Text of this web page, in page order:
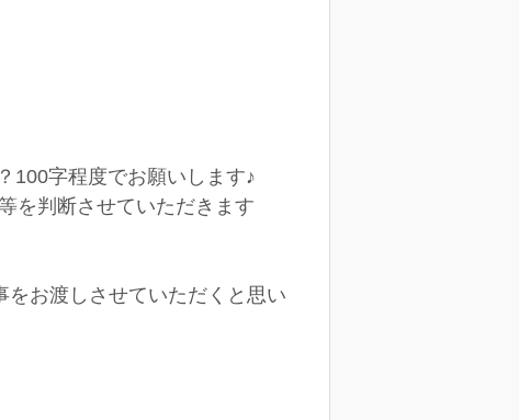
100字程度でお願いします♪
を判断させていただきます
お渡しさせていただくと思い